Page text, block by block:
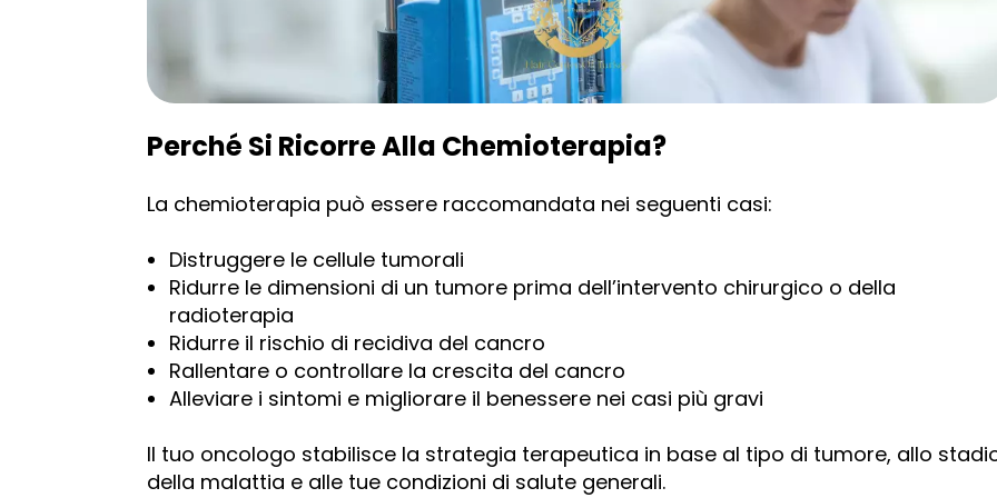
Perché Si Ricorre Alla Chemioterapia?
La chemioterapia può essere raccomandata nei seguenti casi:
Distruggere le cellule tumorali
Ridurre le dimensioni di un tumore prima dell’intervento chirurgico o della
radioterapia
Ridurre il rischio di recidiva del cancro
Rallentare o controllare la crescita del cancro
Alleviare i sintomi e migliorare il benessere nei casi più gravi
Il tuo oncologo stabilisce la strategia terapeutica in base al tipo di tumore, allo
della malattia e alle tue condizioni di salute generali.